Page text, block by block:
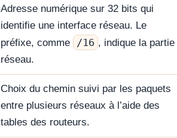
Adresse numérique sur 32 bits qui
identifie une interface réseau. Le
préfixe, comme
/16 , indique la partie
réseau.
Choix du chemin suivi par les paquets
entre plusieurs réseaux à l’aide des
tables des routeurs.